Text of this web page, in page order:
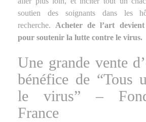
soutien des soignants dans les
recherche. Acheter de l’art
pour soutenir la lutte contre le virus.
Une grande vente
bénéfice de “Tous
le virus” –
France